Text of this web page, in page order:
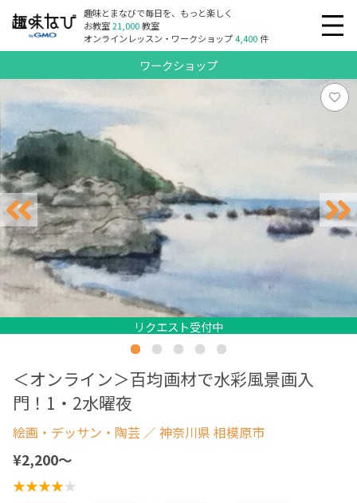
趣味とまなびで毎日を、もっと楽しく
お教室21,000教室
オンラインレッスン・ワークショップ4,400件
ワークショップ
リクエスト受付中
リクエスト受付中
リクエスト受付中
リクエスト受付中
リクエスト受付中
リクエスト受付中
＜オンライン＞百均画材で水彩風景画入
門！1・2水曜夜
絵画・デッサン・陶芸 ／ 神奈川県 相模原市
¥2,200〜